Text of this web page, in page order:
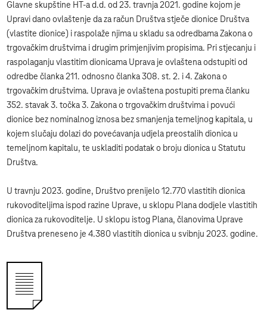
Glavne skupštine HT-a d.d. od 23. travnja 2021. godine kojom je
Upravi dano ovlaštenje da za račun Društva stječe dionice Društva
(vlastite dionice) i raspolaže njima u skladu sa odredbama Zakona o
trgovačkim društvima i drugim primjenjivim propisima. Pri stjecanju i
raspolaganju vlastitim dionicama Uprava je ovlaštena odstupiti od
odredbe članka 211. odnosno članka 308. st. 2. i 4. Zakona o
trgovačkim društvima. Uprava je ovlaštena postupiti prema članku
352. stavak 3. točka 3. Zakona o trgovačkim društvima i povući
dionice bez nominalnog iznosa bez smanjenja temeljnog kapitala, u
kojem slučaju dolazi do povećavanja udjela preostalih dionica u
temeljnom kapitalu, te uskladiti podatak o broju dionica u Statutu
Društva.
U travnju 2023. godine, Društvo prenijelo 12.770 vlastitih dionica
rukovoditeljima ispod razine Uprave, u sklopu Plana dodjele vlastitih
dionica za rukovoditelje. U sklopu istog Plana, članovima Uprave
Društva preneseno je 4.380 vlastitih dionica u svibnju 2023. godine.